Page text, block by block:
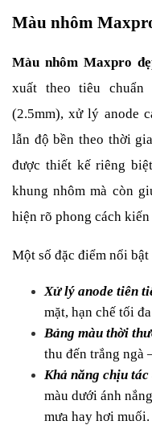
Màu nhôm
Màu nhôm Maxpro
xuất theo tiêu
(2.5mm), xử lý anode
lẫn độ bền theo thời
được thiết kế riêng
khung nhôm mà còn
hiện rõ phong cách
Một số đặc điểm nổi
Xử lý anode tiên
mặt, hạn chế tối
Bảng màu thời
thu đến trắng ngà
Khả năng chịu
màu dưới ánh
mưa hay hơi muối.